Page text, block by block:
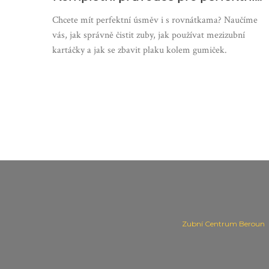
Chcete mít perfektní úsměv i s rovnátkama? Naučíme
vás, jak správně čistit zuby, jak používat mezizubní
kartáčky a jak se zbavit plaku kolem gumiček.
Zubní Centrum Beroun